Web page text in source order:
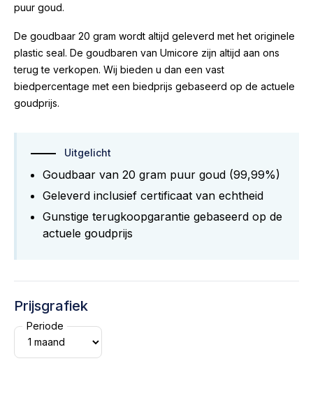
puur goud.
De goudbaar 20 gram wordt altijd geleverd met het originele
plastic seal. De goudbaren van Umicore zijn altijd aan ons
terug te verkopen. Wij bieden u dan een vast
biedpercentage met een biedprijs gebaseerd op de actuele
goudprijs.
Uitgelicht
Goudbaar van 20 gram puur goud (99,99%)
Geleverd inclusief certificaat van echtheid
Gunstige terugkoopgarantie gebaseerd op de
actuele goudprijs
Prijsgrafiek
Periode